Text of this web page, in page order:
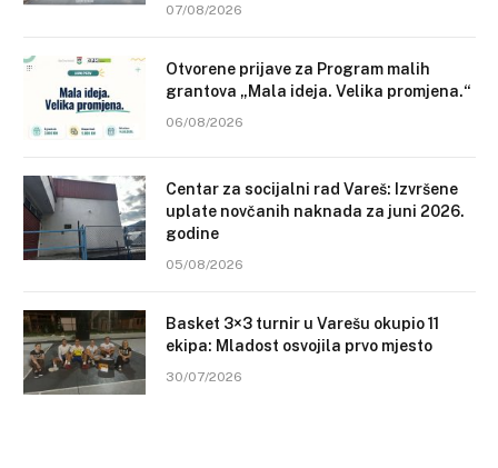
07/08/2026
Otvorene prijave za Program malih
grantova „Mala ideja. Velika promjena.“
06/08/2026
Centar za socijalni rad Vareš: Izvršene
uplate novčanih naknada za juni 2026.
godine
05/08/2026
Basket 3×3 turnir u Varešu okupio 11
ekipa: Mladost osvojila prvo mjesto
30/07/2026